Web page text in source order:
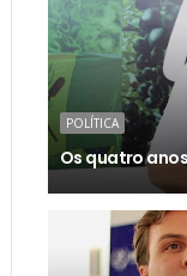
POLÍTICA
Os quatro